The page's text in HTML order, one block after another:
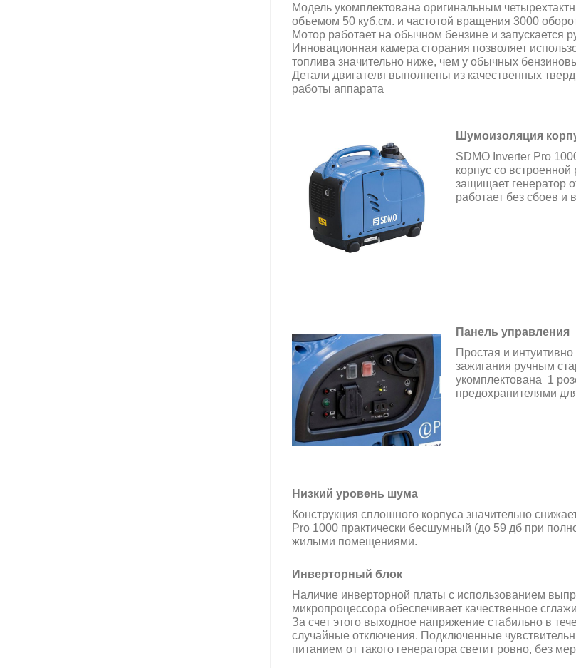
Модель укомплектована оригинальным
объемом 50 куб.см. и частотой вращения 3000
Мотор работает на обычном бензине и запускается
Инновационная камера сгорания позволяет
топлива значительно ниже, чем у обычных
Детали двигателя выполнены из качественных
работы аппарата
Шумоизоляция
SDMO Inverter Pro
корпус со
защищает генератор
работает без сбоев и
Панель управления
Простая и
зажигания ручным
укомплектована 1
предохранителями
Низкий уровень шума
Конструкция сплошного корпуса значительно
Pro 1000 практически бесшумный (до 59 дб при
жилыми помещениями.
Инверторный блок
Наличие инверторной платы с использованием
микропроцессора обеспечивает качественное
За счет этого выходное напряжение стабильно в
случайные отключения. Подключенные
питанием от такого генератора светит ровно, без